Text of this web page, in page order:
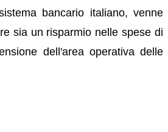
bancario italiano, venne
sia un risparmio nelle spese di
dell'area operativa delle